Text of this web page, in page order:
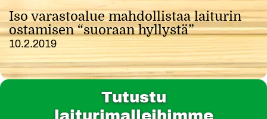
Iso varastoalue mahdollistaa laiturin
ostamisen “suoraan hyllystä”
10.2.2019
Tutustu